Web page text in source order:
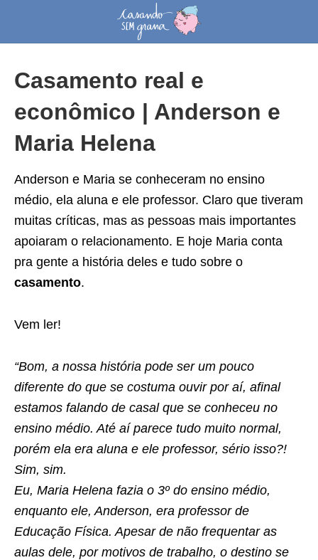
Casamento real e
econômico | Anderson e
Maria Helena
Anderson e Maria se conheceram no ensino
médio, ela aluna e ele professor. Claro que tiveram
muitas críticas, mas as pessoas mais importantes
apoiaram o relacionamento. E hoje Maria conta
pra gente a história deles e tudo sobre o
casamento.
Vem ler!
“Bom, a nossa história pode ser um pouco
diferente do que se costuma ouvir por aí, afinal
estamos falando de casal que se conheceu no
ensino médio. Até aí parece tudo muito normal,
porém ela era aluna e ele professor, sério isso?!
Sim, sim.
Eu, Maria Helena fazia o 3º do ensino médio,
enquanto ele, Anderson, era professor de
Educação Física. Apesar de não frequentar as
aulas dele, por motivos de trabalho, o destino se